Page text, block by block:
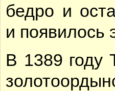
бед­ро и
и по­яви­лось
В 1389 го­ду